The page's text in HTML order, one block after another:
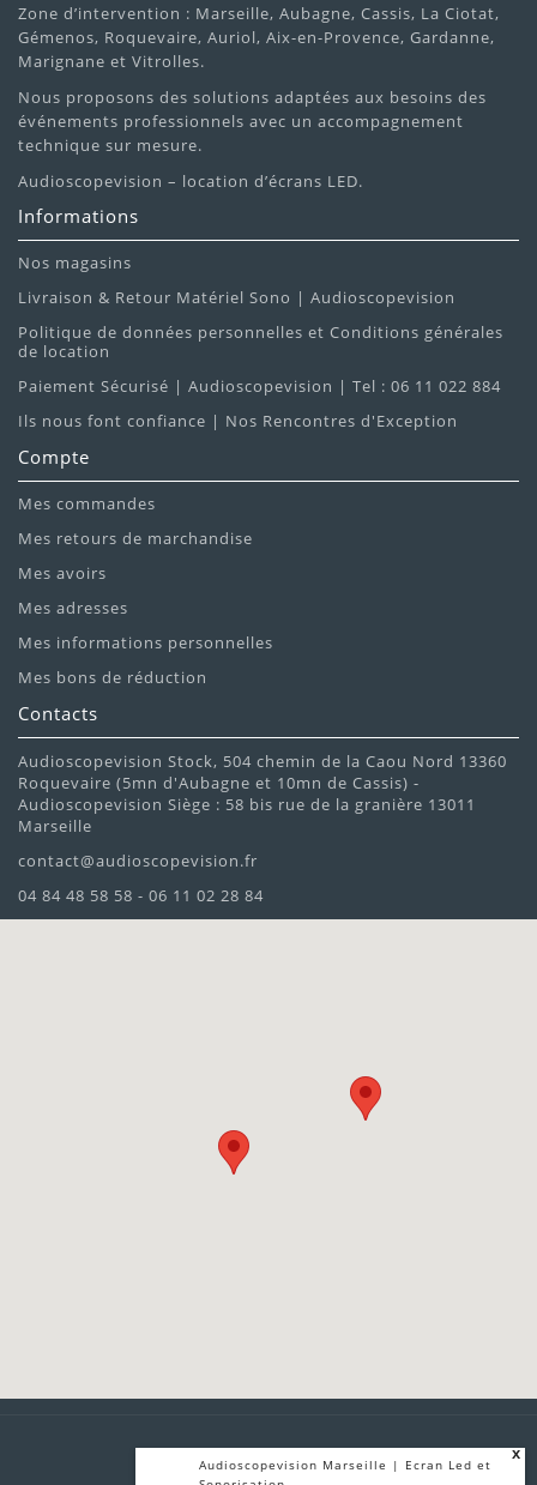
Zone d’intervention : Marseille, Aubagne, Cassis, La Ciotat,
Gémenos, Roquevaire, Auriol, Aix-en-Provence, Gardanne,
Marignane et Vitrolles.
Nous proposons des solutions adaptées aux besoins des
événements professionnels avec un accompagnement
technique sur mesure.
Audioscopevision – location d’écrans LED.
Informations
Nos magasins
Livraison & Retour Matériel Sono | Audioscopevision
Politique de données personnelles et Conditions générales
de location
Paiement Sécurisé | Audioscopevision | Tel : 06 11 022 884
Ils nous font confiance | Nos Rencontres d'Exception
Compte
Mes commandes
Mes retours de marchandise
Mes avoirs
Mes adresses
Mes informations personnelles
Mes bons de réduction
Contacts
Audioscopevision Stock, 504 chemin de la Caou Nord 13360
Roquevaire (5mn d'Aubagne et 10mn de Cassis) -
Audioscopevision Siège : 58 bis rue de la granière 13011
Marseille
contact@audioscopevision.fr
04 84 48 58 58 - 06 11 02 28 84
Audioscopevision Marseille | Ecran Led et
x